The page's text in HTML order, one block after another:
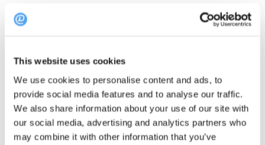
This website uses cookies
We use cookies to personalise content and ads, to
provide social media features and to analyse our traffic.
We also share information about your use of our site with
our social media, advertising and analytics partners who
may combine it with other information that you’ve
klassiske plakater – bla. fra Franskrig og Spanien – for at skabe
en gammeldags og hyggelig stemning.”
gamle lamper fra Aarhus Teater, gamle danske designerstole og
antikt bestik.
Store ambitioner